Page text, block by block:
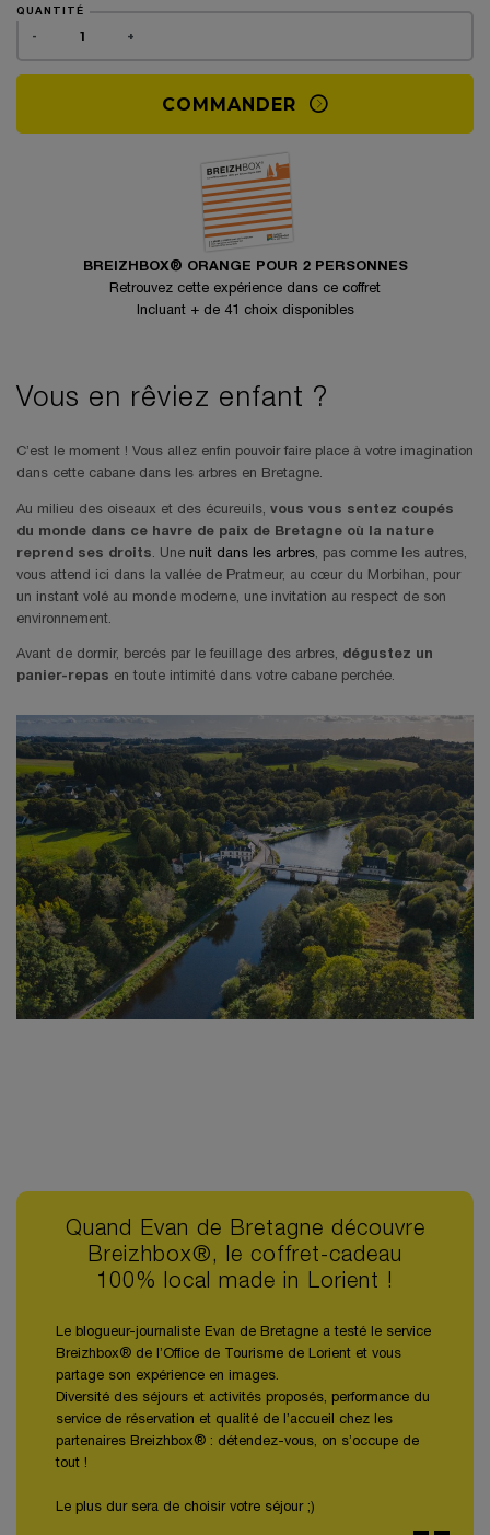
QUANTITÉ
- +
COMMANDER
BREIZHBOX® ORANGE POUR 2 PERSONNES
Retrouvez cette expérience dans ce coffret
Incluant + de 41 choix disponibles
Vous en rêviez enfant ?
C’est le moment ! Vous allez enfin pouvoir faire place à votre imagination
dans cette cabane dans les arbres en Bretagne.
Au milieu des oiseaux et des écureuils, vous vous sentez coupés
du monde dans ce havre de paix de Bretagne où la nature
reprend ses droits . Une nuit dans les arbres , pas comme les autres,
vous attend ici dans la vallée de Pratmeur, au cœur du Morbihan, pour
un instant volé au monde moderne, une invitation au respect de son
environnement.
Avant de dormir, bercés par le feuillage des arbres, dégustez un
panier-repas en toute intimité dans votre cabane perchée.
Quand Evan de Bretagne découvre
Breizhbox®, le coffret-cadeau
100% local made in Lorient !
Le blogueur-journaliste Evan de Bretagne a testé le service
Breizhbox® de l’Office de Tourisme de Lorient et vous
partage son expérience en images.
Diversité des séjours et activités proposés, performance du
service de réservation et qualité de l’accueil chez les
partenaires Breizhbox® : détendez-vous, on s’occupe de
tout !
Le plus dur sera de choisir votre séjour ;)